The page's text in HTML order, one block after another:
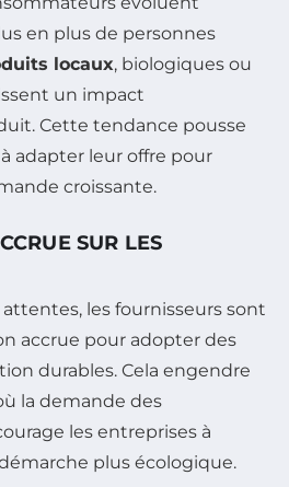
en plus de personnes
locaux, biologiques ou
un impact
Cette tendance pousse
adapter leur offre pour
croissante.
SUR LES
attentes, les fournisseurs sont
accrue pour adopter des
durables. Cela engendre
la demande des
les entreprises à
plus écologique.